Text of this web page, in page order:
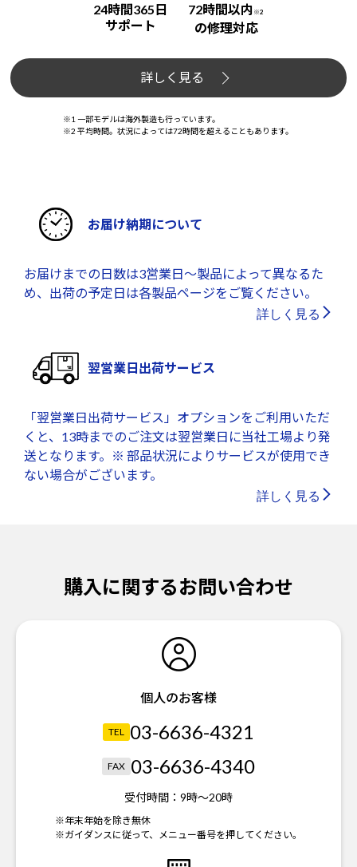
24時間365日
サポート
72時間以内 ※2
の修理対応
詳しく見る
※1 一部モデルは海外製造も行っています。
※2 平均時間。状況によっては72時間を超えることもあります。
お届け納期について
お届けまでの日数は3営業日～製品によって異なるた
め、出荷の予定日は各製品ページをご覧ください。
詳しく見る
翌営業日出荷サービス
「翌営業日出荷サービス」オプションをご利用いただ
くと、13時までのご注文は翌営業日に当社工場より発
送となります。※ 部品状況によりサービスが使用でき
ない場合がございます。
詳しく見る
購入に関するお問い合わせ
個人のお客様
TEL 03-6636-4321
FAX 03-6636-4340
受付時間： 9時～20時
※年末年始を除き無休
※ガイダンスに従って、メニュー番号を押してください。